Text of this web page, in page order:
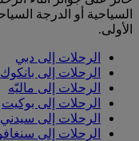
السياحية أو الدرجة
الأولى.
الرحلات إلى دبي
الرحلات إلى بانكوك
الرحلات إلى ماليّه
الرحلات إلى بوكيت
الرحلات إلى سيدني
الرحلات إلى